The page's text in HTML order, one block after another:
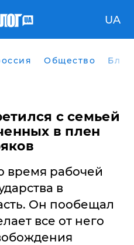
UA
Общество
с семьей
в плен
время рабочей
в
Он пообещал
все от него